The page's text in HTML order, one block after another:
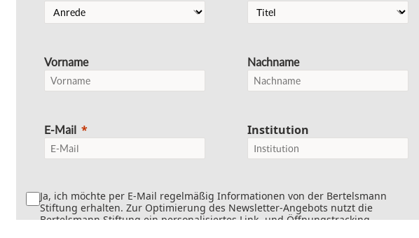
Vorname
E-Mail
Nachname
Institution
Ja, ich möchte per E-Mail regelmäßig Informationen von der Bertelsmann
Stiftung erhalten. Zur Optimierung des Newsletter-Angebots nutzt die
Bertelsmann Stiftung ein personalisiertes Link- und Öffnungstracking.